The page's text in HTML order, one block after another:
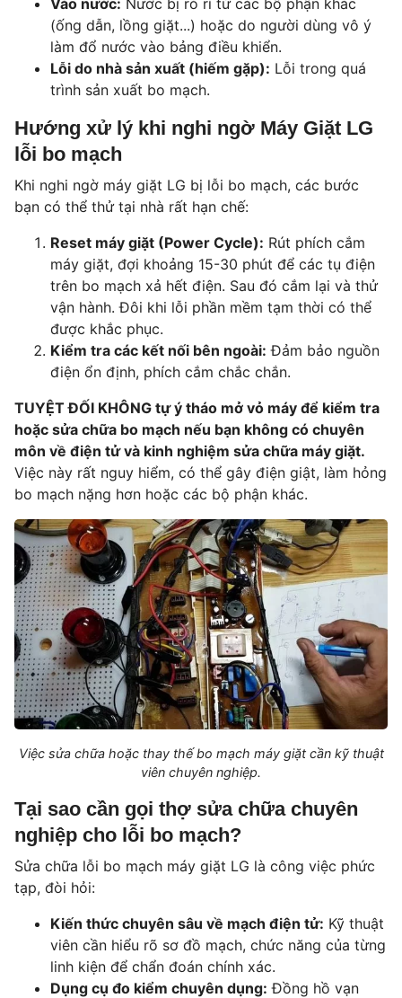
Vào nước: Nước bị rò rỉ từ các bộ phận khác
(ống dẫn, lồng giặt...) hoặc do người dùng vô ý
làm đổ nước vào bảng điều khiển.
Lỗi do nhà sản xuất (hiếm gặp): Lỗi trong quá
trình sản xuất bo mạch.
Hướng xử lý khi nghi ngờ Máy Giặt LG
lỗi bo mạch
Khi nghi ngờ máy giặt LG bị lỗi bo mạch, các bước
bạn có thể thử tại nhà rất hạn chế:
Reset máy giặt (Power Cycle): Rút phích cắm
máy giặt, đợi khoảng 15-30 phút để các tụ điện
trên bo mạch xả hết điện. Sau đó cắm lại và thử
vận hành. Đôi khi lỗi phần mềm tạm thời có thể
được khắc phục.
Kiểm tra các kết nối bên ngoài: Đảm bảo nguồn
điện ổn định, phích cắm chắc chắn.
TUYỆT ĐỐI KHÔNG tự ý tháo mở vỏ máy để kiểm tra
hoặc sửa chữa bo mạch nếu bạn không có chuyên
môn về điện tử và kinh nghiệm sửa chữa máy giặt.
Việc này rất nguy hiểm, có thể gây điện giật, làm hỏng
bo mạch nặng hơn hoặc các bộ phận khác.
Việc sửa chữa hoặc thay thế bo mạch máy giặt cần kỹ thuật
viên chuyên nghiệp.
Tại sao cần gọi thợ sửa chữa chuyên
nghiệp cho lỗi bo mạch?
Sửa chữa lỗi bo mạch máy giặt LG là công việc phức
tạp, đòi hỏi:
Kiến thức chuyên sâu về mạch điện tử: Kỹ thuật
viên cần hiểu rõ sơ đồ mạch, chức năng của từng
linh kiện để chẩn đoán chính xác.
Dụng cụ đo kiểm chuyên dụng: Đồng hồ vạn